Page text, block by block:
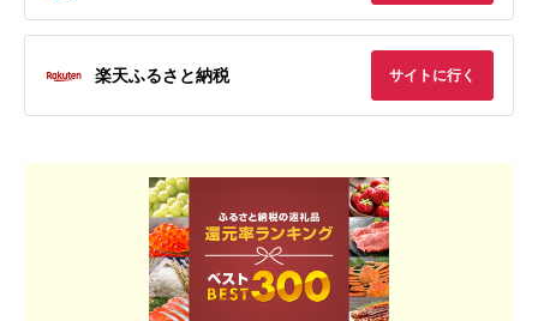
楽天ふるさと納税 サイトに行く